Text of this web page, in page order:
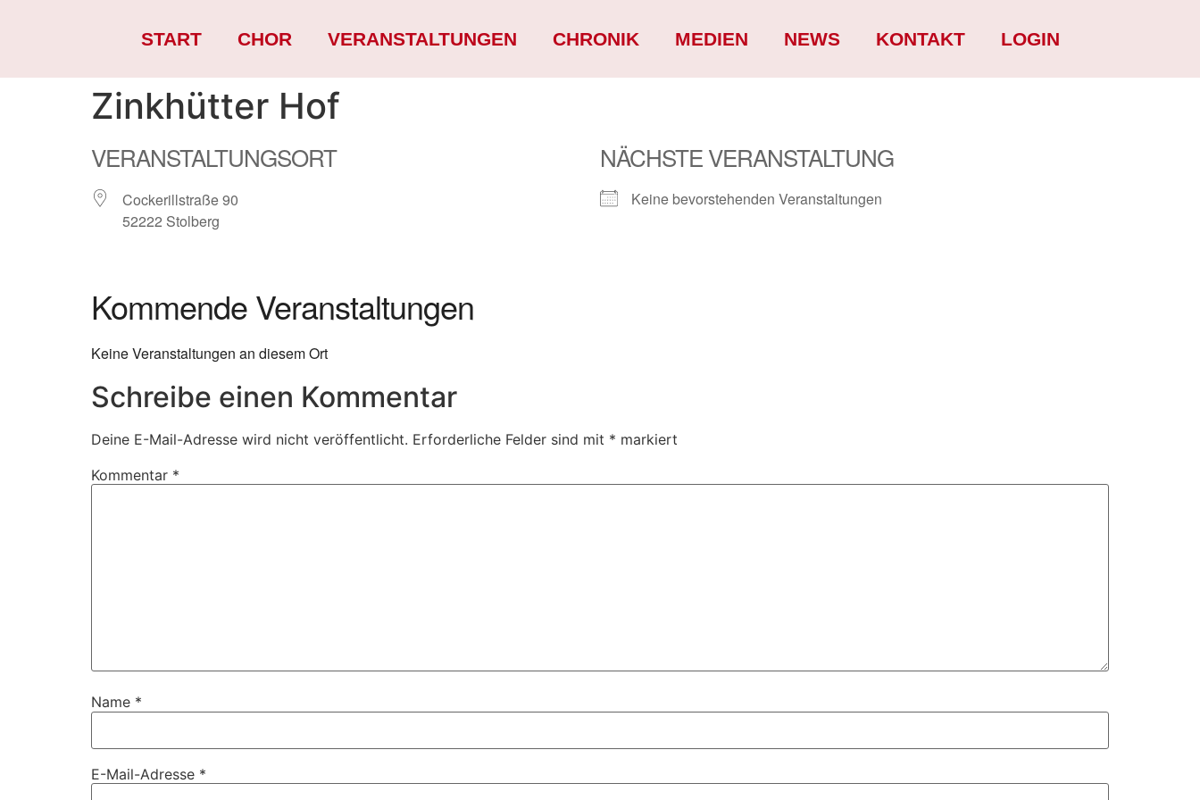
START CHOR VERANSTALTUNGEN CHRONIK MEDIEN NEWS KONTAKT LOGIN
Zinkhütter Hof
VERANSTALTUNGSORT
Cockerillstraße 90
52222 Stolberg
NÄCHSTE VERANSTALTUNG
Keine bevorstehenden Veranstaltungen
Kommende Veranstaltungen
Keine Veranstaltungen an diesem Ort
Schreibe einen Kommentar
Deine E-Mail-Adresse wird nicht veröffentlicht. Erforderliche Felder sind mit * markiert
Kommentar *
Name *
E-Mail-Adresse *